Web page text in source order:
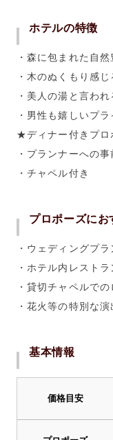
ホテルの特徴
・森に包まれた自
・木のぬくもり感
・美人の湯と言わ
・男性も嬉しいプ
★ディナー付きプロ
・プランナーへの
・チャペル付き
プロポーズにお
・ウェディングプ
・ホテル内レスト
・貸切チャペルで
・花火等の特別な
基本情報
価格目安